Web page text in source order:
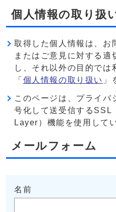
個人情報の取り扱
取得した個人情報は、お
またはご意見に対する適
し、それ以外の目的では
「 個人情報の取り扱い 」
このページは、プライバ
号化して送受信する
Layer）機能を使用して
メールフォーム
名前